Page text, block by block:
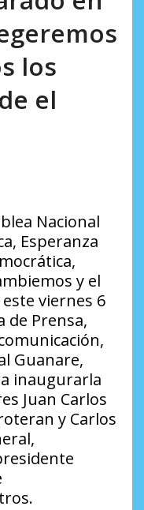
los
el
Nacional
Esperanza
y el
viernes 6
de Prensa,
Guanare,
inaugurarla
Juan Carlos
y Carlos